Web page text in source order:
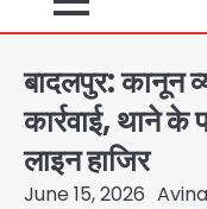
बादलपुर: कानून
कार्रवाई, थाने के
लाइन हाजिर
June 15, 2026